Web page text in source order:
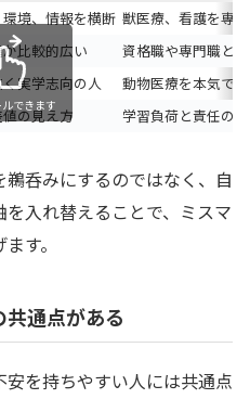
境、情報を横断 獣医療、看護を専
比較的広い
資格職や専門職と
実学志向の人
動物医療を本気で
の見え方 学習負荷と責任の
できます
呑みにするのではなく、自
入れ替えることで、ミスマ
す。
通点がある
を持ちやすい人には共通点